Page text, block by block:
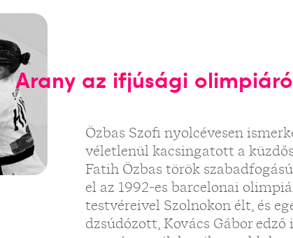
Arany az ifjúsági
Özbas Szofi nyolcévesen
véletlenül kacsingatott a
Fatih Özbas török
el az 1992-es barcelonai
testvéreivel Szolnokon élt, és
dzsúdózott, Kovács Gábor